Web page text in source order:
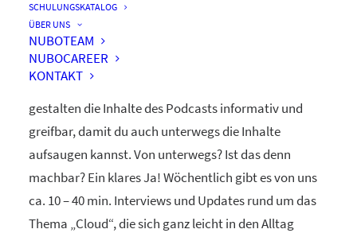
SCHULUNGSKATALOG
ÜBER UNS
NUBOTEAM
NUBOCAREER
KONTAKT
Herzlich Willkommen! Du hast nuboRadio – unseren
ganz eigenenPodcast zur Digitalisierung
Unsere beiden Moderatoren Dominique und Markus
gestalten die Inhalte des Podcasts informativ und
greifbar, damit du auch unterwegs die Inhalte
aufsaugen kannst. Von unterwegs? Ist das denn
machbar? Ein klares Ja! Wöchentlich gibt es von uns
ca. 10 – 40 min. Interviews und Updates rund um das
Thema „Cloud“, die sich ganz leicht in den Alltag